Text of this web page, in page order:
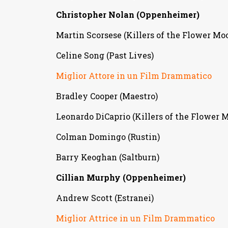
Christopher Nolan (Oppenheimer)
Martin Scorsese (Killers of the Flower
Celine Song (Past Lives)
Miglior Attore in un Film Drammatico
Bradley Cooper (Maestro)
Leonardo DiCaprio (Killers of the Flower
Colman Domingo (Rustin)
Barry Keoghan (Saltburn)
Cillian Murphy (Oppenheimer)
Andrew Scott (Estranei)
Miglior Attrice in un Film Drammatico